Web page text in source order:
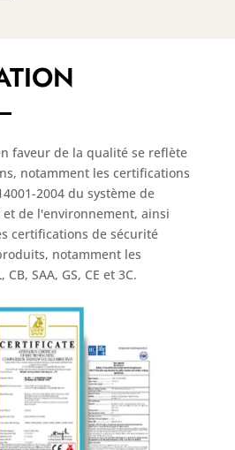
faveur de la qualité se reflète
notamment les certifications
2004 du système de
de l'environnement, ainsi
certifications de sécurité
notamment les
SAA, GS, CE et 3C.